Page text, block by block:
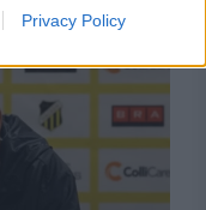
Privacy Policy